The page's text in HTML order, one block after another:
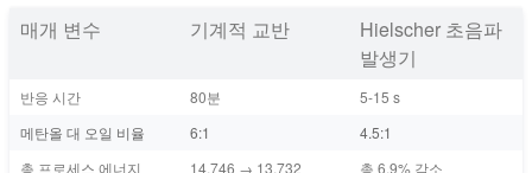
매개 변수 기계적 교반
Hielscher 초음파
발생기
반응 시간 80분
5-15 s
메탄올 대 오일 비율
6:1
4.5:1
총 프로세스 에너지
14,746 → 13,732
총 6.9% 감소